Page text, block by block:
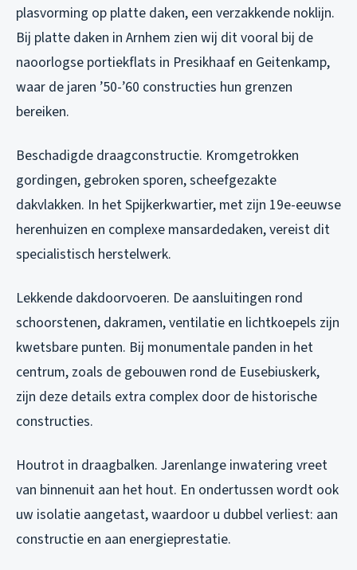
plasvorming op platte daken, een verzakkende noklijn.
Bij platte daken in Arnhem zien wij dit vooral bij de
naoorlogse portiekflats in Presikhaaf en Geitenkamp,
waar de jaren ’50-’60 constructies hun grenzen
bereiken.
Beschadigde draagconstructie. Kromgetrokken
gordingen, gebroken sporen, scheefgezakte
dakvlakken. In het Spijkerkwartier, met zijn 19e-eeuwse
herenhuizen en complexe mansardedaken, vereist dit
specialistisch herstelwerk.
Lekkende dakdoorvoeren. De aansluitingen rond
schoorstenen, dakramen, ventilatie en lichtkoepels zijn
kwetsbare punten. Bij monumentale panden in het
centrum, zoals de gebouwen rond de Eusebiuskerk,
zijn deze details extra complex door de historische
constructies.
Houtrot in draagbalken. Jarenlange inwatering vreet
van binnenuit aan het hout. En ondertussen wordt ook
uw isolatie aangetast, waardoor u dubbel verliest: aan
constructie en aan energieprestatie.